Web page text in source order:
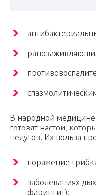
В народной медицине
готовят настои,
недугов. Их польза
поражение
заболеваниях
фарингит);